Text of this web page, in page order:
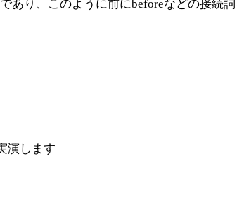
あり、このように前にbeforeなどの接続
演します